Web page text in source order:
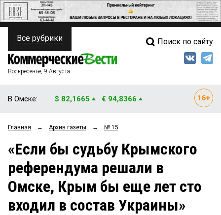
ПОЛИТИКА
ФИНАНСЫ
ОБЩЕСТВО
ЗАКОН
НОВОСТИ КОМПАНИЙ
Свежий выпуск
Рейтинги
Блоги
Архив
Все рубрики Поиск по сайту
Воскресенье, 9 Августа
В Омске: $ 82,1665 € 94,8366
Главная → Архив газеты → № 15
«Если бы судьбу Крымского
референдума решали в
Омске, Крым бы еще лет сто
входил в состав Украины»